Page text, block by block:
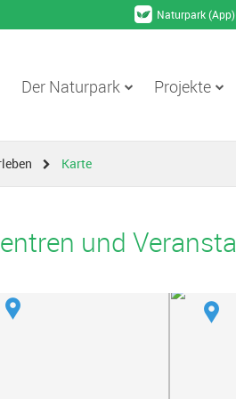
Naturpark (App)
Der Naturpark Projekte
Karte
und